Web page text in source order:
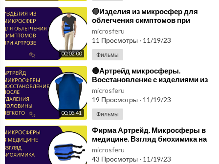
00:02:00
⁣🔵Изделия из микросфер для
облегчения симптомов при
артрозе тазобедренных суставов.
Микросферы🔵
microsferu
11 Просмотры · 11/19/23
Фильмы
00:05:41
⁣🔵Артрейд микросферы.
Восстановление с изделиями из
микросфер. После удаления
половины лёгкого🔵
microsferu
19 Просмотры · 11/19/23
Фильмы
⁣Фирма Артрейд. Микросферы в
медицине. Взгляд биохимика на
инновации и перспективы
применения.
microsferu
43 Просмотры · 11/19/23